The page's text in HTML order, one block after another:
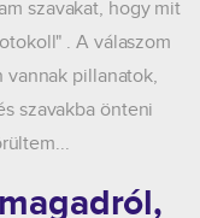
szavakat, hogy mit
. A válaszom
vannak pillanatok,
szavakba önteni